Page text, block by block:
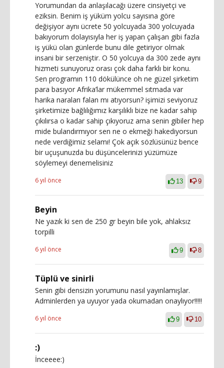
Yorumundan da anlaşılacağı üzere cinsiyetçi ve
eziksin. Benim iş yüküm yolcu sayısına göre
değişiyor aynı ücrete 50 yolcuyada 300 yolcuyada
bakıyorum dolayısıyla her iş yapan çalışan gibi fazla
iş yükü olan günlerde bunu dile getiriyor olmak
insani bir serzeniştir. O 50 yolcuya da 300 zede aynı
hizmeti sunuyoruz orası çok daha farklı bir konu.
Sen programın 110 dökülünce oh ne güzel şirketim
para basıyor Afrika’lar mükemmel sıtmada var
harika naraları falan mı atıyorsun? işimizi seviyoruz
şirketimize bağlılığımız karşılıklı bize ne kadar sahip
çıkılırsa o kadar sahip çıkıyoruz ama senin gibiler hep
mide bulandırmıyor sen ne o ekmeği hakediyorsun
nede verdiğimiz selamı! Çok açık sözlüsünüz bence
bir uçuşunuzda bu düşüncelerinizi yüzümüze
söylemeyi denemelisiniz
6 yıl önce 13 9
Beyin
Ne yazık ki sen de 250 gr beyin bile yok, ahlaksız
torpilli
6 yıl önce 9 8
Tüplü ve sinirli
Senin gibi densizin yorumunu nasıl yayınlamışlar.
Adminlerden ya uyuyor yada okumadan onaylıyor!!!!!
6 yıl önce 9 10
:)
İnceeee:)